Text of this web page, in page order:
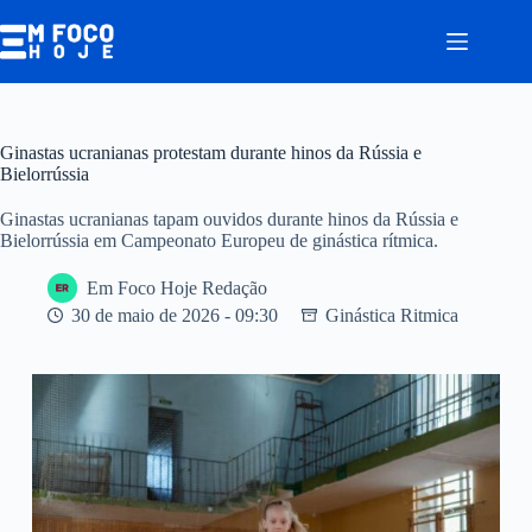
para
o
Ginastas ucranianas protestam durante hinos da Rússia e
Bielorrússia
Ginastas ucranianas tapam ouvidos durante hinos da Rússia e
Bielorrússia em Campeonato Europeu de ginástica rítmica.
Em Foco Hoje Redação
30 de maio de 2026 - 09:30
Ginástica Ritmica